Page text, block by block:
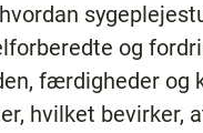
og
færdigheder
hvilket bevirker,